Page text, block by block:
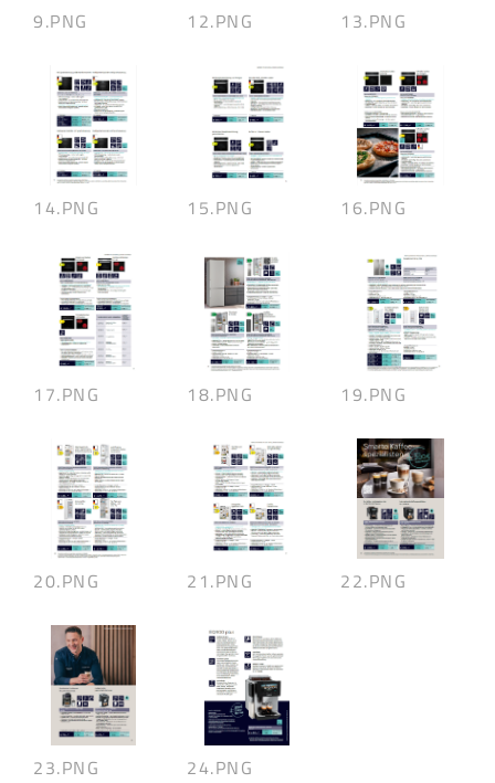
9.PNG 12.PNG 13.PNG
14.PNG 15.PNG 16.PNG
17.PNG 18.PNG 19.PNG
20.PNG 21.PNG 22.PNG
23.PNG 24.PNG